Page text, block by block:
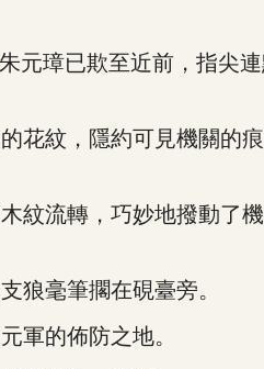
璋已欺至近前，指尖
紋，隱約可見機關的
流轉，巧妙地撥動了
毫筆擱在硯臺旁。
的佈防之地。